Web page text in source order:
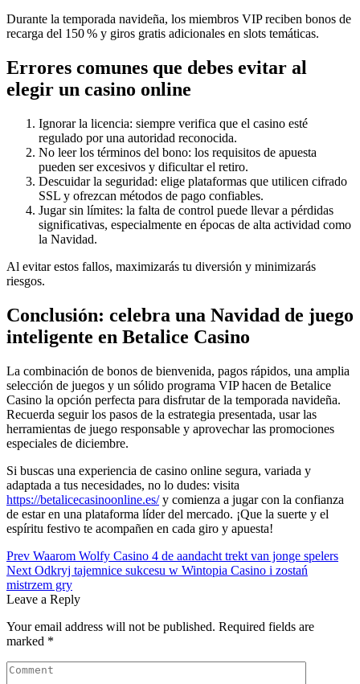
Durante la temporada navideña, los miembros VIP reciben bonos de
recarga del 150 % y giros gratis adicionales en slots temáticas.
Errores comunes que debes evitar al
elegir un casino online
Ignorar la licencia: siempre verifica que el casino esté
regulado por una autoridad reconocida.
No leer los términos del bono: los requisitos de apuesta
pueden ser excesivos y dificultar el retiro.
Descuidar la seguridad: elige plataformas que utilicen cifrado
SSL y ofrezcan métodos de pago confiables.
Jugar sin límites: la falta de control puede llevar a pérdidas
significativas, especialmente en épocas de alta actividad como
la Navidad.
Al evitar estos fallos, maximizarás tu diversión y minimizarás
riesgos.
Conclusión: celebra una Navidad de juego
inteligente en Betalice Casino
La combinación de bonos de bienvenida, pagos rápidos, una amplia
selección de juegos y un sólido programa VIP hacen de Betalice
Casino la opción perfecta para disfrutar de la temporada navideña.
Recuerda seguir los pasos de la estrategia presentada, usar las
herramientas de juego responsable y aprovechar las promociones
especiales de diciembre.
Si buscas una experiencia de casino online segura, variada y
adaptada a tus necesidades, no lo dudes: visita
https://betalicecasinoonline.es/y comienza a jugar con la confianza
de estar en una plataforma líder del mercado. ¡Que la suerte y el
espíritu festivo te acompañen en cada giro y apuesta!
Post
navigation
Prev Waarom Wolfy Casino 4 de aandacht trekt van jonge spelers
Next Odkryj tajemnice sukcesu w Wintopia Casino i zostań
mistrzem gry
Leave a Reply
Your email address will not be published. Required fields are
marked *